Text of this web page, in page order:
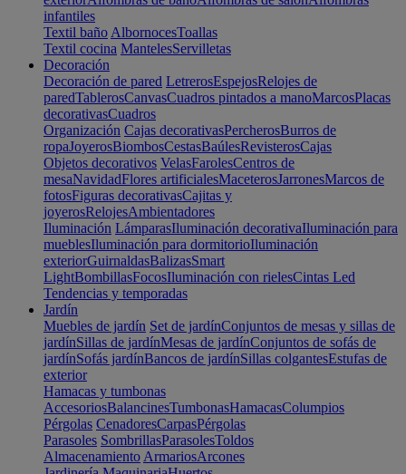
infantiles
Textil baño AlbornocesToallas
Textil cocina MantelesServilletas
Decoración
Decoración de pared LetrerosEspejosRelojes de
paredTablerosCanvasCuadros pintados a manoMarcosPlacas
decorativasCuadros
Organización Cajas decorativasPercherosBurros de
ropaJoyerosBiombosCestasBaúlesRevisterosCajas
Objetos decorativos VelasFarolesCentros de
mesaNavidadFlores artificialesMaceterosJarronesMarcos de
fotosFiguras decorativasCajitas y
joyerosRelojesAmbientadores
Iluminación LámparasIluminación decorativaIluminación para
mueblesIluminación para dormitorioIluminación
exteriorGuirnaldasBalizasSmart
LightBombillasFocosIluminación con rielesCintas Led
Tendencias y temporadas
Jardín
Muebles de jardín Set de jardínConjuntos de mesas y sillas de
jardínSillas de jardínMesas de jardínConjuntos de sofás de
jardínSofás jardínBancos de jardínSillas colgantesEstufas de
exterior
Hamacas y tumbonas
AccesoriosBalancinesTumbonasHamacasColumpios
Pérgolas CenadoresCarpasPérgolas
Parasoles SombrillasParasolesToldos
Almacenamiento ArmariosArcones